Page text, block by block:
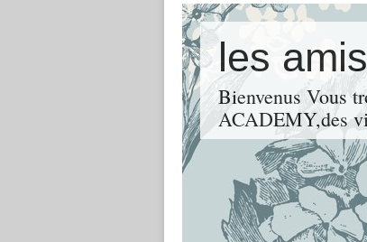
les
Bienvenus Vous
ACADEMY,des